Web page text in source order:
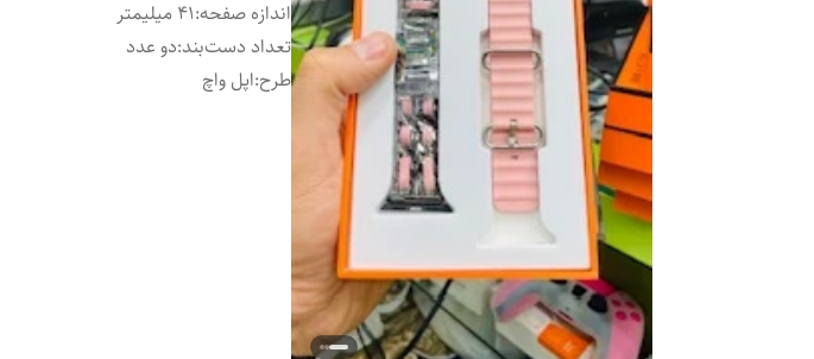
اندازه صفحه:۴۱ میلیمتر
تعداد دست‌بند:دو عدد
طرح:اپل واچ